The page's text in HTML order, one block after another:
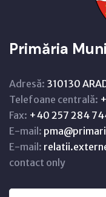
Primăria
Adresă: 310130
Telefoane centrală:
Fax: +40 257 284
E-mail:
E-mail:
contact only